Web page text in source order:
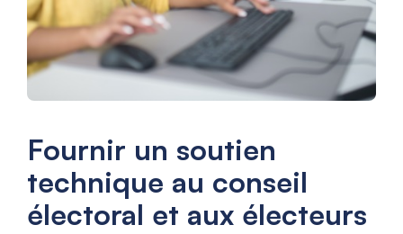
Fournir un soutien
technique au conseil
électoral et aux électeurs